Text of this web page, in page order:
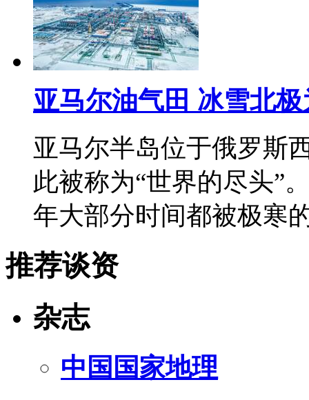
亚马尔油气田 冰雪北
亚马尔半岛位于俄罗斯
此被称为“世界的尽头”
年大部分时间都被极
推荐谈资
杂志
中国国家地理